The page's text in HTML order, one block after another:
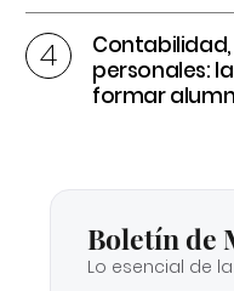
personales:
formar
Boletín de
Lo esencial de